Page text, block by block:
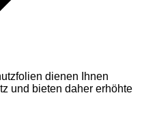
dienen Ihnen
und bieten daher erhöhte